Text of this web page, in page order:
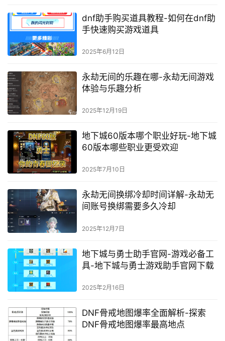
dnf助手购买道具教程-如何在dnf助
手快速购买游戏道具
2025年6月12日
永劫无间的乐趣在哪-永劫无间游戏
体验与乐趣分析
2025年12月19日
地下城60版本哪个职业好玩-地下城
60版本哪些职业更受欢迎
2025年7月10日
永劫无间换绑冷却时间详解-永劫无
间账号换绑需要多久冷却
2025年12月7日
地下城与勇士助手官网-游戏必备工
具-地下城与勇士游戏助手官网下载
2025年2月16日
DNF骨戒地图爆率全面解析-探索
DNF骨戒地图爆率最高地点